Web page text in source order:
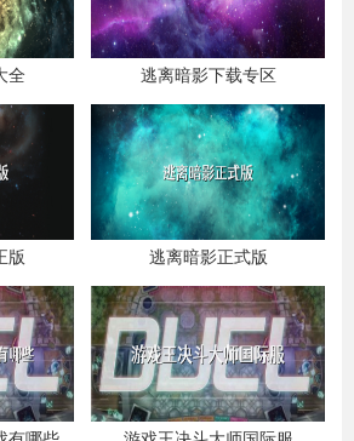
全 逃离暗影下载专区
版 逃离暗影正式版